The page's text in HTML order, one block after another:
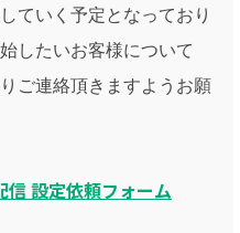
していく予定となっており
したいお客様について
ご連絡頂きますようお願
設定依頼フォーム